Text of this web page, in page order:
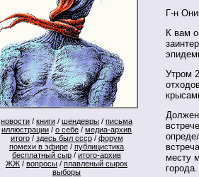
новости / книги / шендевры / письма
иллюстрации / о себе / медиа-архив
итого/ здесь был ссср/ форум
помехи в эфире / публицистика
бесплатный сыр / итого-архив
ЖЖ / вопросы / плавленый сырок
выборы
Г-н
К вам
Утром
месту
города.